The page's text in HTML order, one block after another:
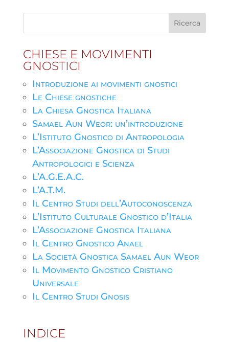
CHIESE E MOVIMENTI
GNOSTICI
Introduzione ai movimenti gnostici
Le Chiese gnostiche
La Chiesa Gnostica Italiana
Samael Aun Weor: un’introduzione
L’Istituto Gnostico di Antropologia
L’Associazione Gnostica di Studi
Antropologici e Scienza
L’A.G.E.A.C.
L’A.T.M.
Il Centro Studi dell’Autoconoscenza
L’Istituto Culturale Gnostico d’Italia
L’Associazione Gnostica Italiana
Il Centro Gnostico Anael
La Società Gnostica Samael Aun Weor
Il Movimento Gnostico Cristiano
Universale
Il Centro Studi Gnosis
INDICE